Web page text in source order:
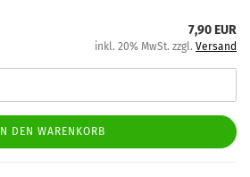
7,90 EUR
inkl. 20% MwSt. zzgl. Versand
IN DEN WARENKORB